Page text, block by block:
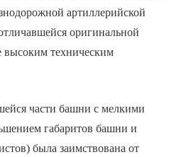
артиллерийской
оригинальной
высоким техническим
части башни с мелкими
габаритов башни и
была заимствована от